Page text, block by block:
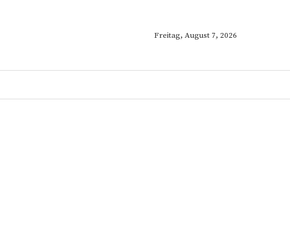
Freitag, August 7, 2026